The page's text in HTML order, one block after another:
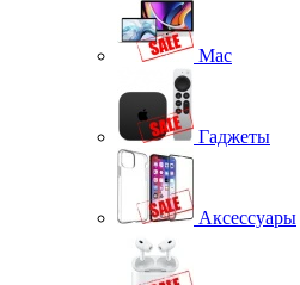
Mac
Гаджеты
Аксессуары